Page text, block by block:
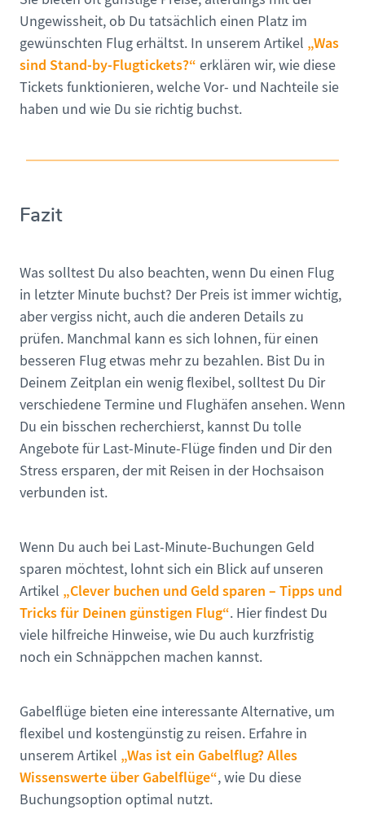
Ungewissheit, ob Du tatsächlich einen Platz im
gewünschten Flug erhältst. In unserem Artikel „Was
sind Stand-by-Flugtickets?“ erklären wir, wie diese
Tickets funktionieren, welche Vor- und Nachteile sie
haben und wie Du sie richtig buchst.
Fazit
Was solltest Du also beachten, wenn Du einen Flug
in letzter Minute buchst? Der Preis ist immer wichtig,
aber vergiss nicht, auch die anderen Details zu
prüfen. Manchmal kann es sich lohnen, für einen
besseren Flug etwas mehr zu bezahlen. Bist Du in
Deinem Zeitplan ein wenig flexibel, solltest Du Dir
verschiedene Termine und Flughäfen ansehen. Wenn
Du ein bisschen recherchierst, kannst Du tolle
Angebote für Last-Minute-Flüge finden und Dir den
Stress ersparen, der mit Reisen in der Hochsaison
verbunden ist.
Wenn Du auch bei Last-Minute-Buchungen Geld
sparen möchtest, lohnt sich ein Blick auf unseren
Artikel „Clever buchen und Geld sparen – Tipps und
Tricks für Deinen günstigen Flug“. Hier findest Du
viele hilfreiche Hinweise, wie Du auch kurzfristig
noch ein Schnäppchen machen kannst.
Gabelflüge bieten eine interessante Alternative, um
flexibel und kostengünstig zu reisen. Erfahre in
unserem Artikel „Was ist ein Gabelflug? Alles
Wissenswerte über Gabelflüge“, wie Du diese
Buchungsoption optimal nutzt.